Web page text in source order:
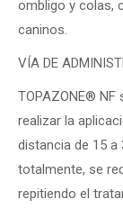
ombligo y colas,
caninos.
VÍA DE
TOPAZONE®
realizar la
distancia de 15
totalmente, se
repitiendo el